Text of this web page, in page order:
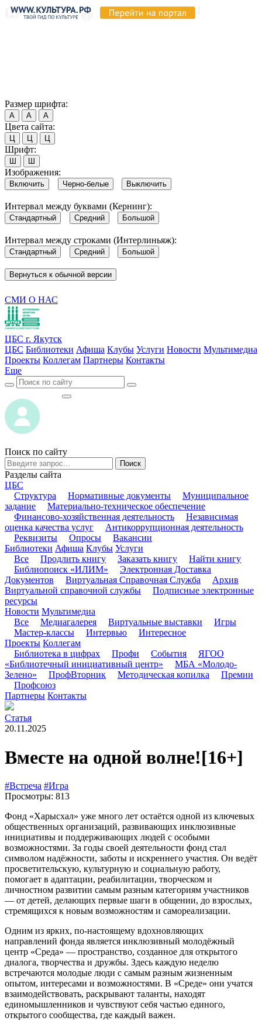
Размер шрифта:
А А А
Цвета сайта:
Ц Ц Ц
Шрифт:
Ш Ш
Изображения:
Включить Черно-белые Выключить
Интервал между буквами (Кернинг):
Стандартный Средний Большой
Интервал между строками (Интерлиньяж):
Стандартный Средний Большой
Вернуться к обычной версии
СМИ О НАС
ЦБС г. Якутск
ЦБС Библиотеки Афиша Клубы Услуги Новости Мультимедиа
Проекты Коллегам Партнеры Контакты
Еще
Поиск по сайту
Поиск
Разделы сайта
ЦБС
Структура
Нормативные документы
Муниципальное
задание
Материально-техническое обеспечение
Финансово-хозяйственная деятельность
Независимая
оценка качества услуг
Антикоррупционная деятельность
Реквизиты
Опросы
Вакансии
Библиотеки Афиша Клубы Услуги
Все
Продлить книгу Заказать книгу
Найти книгу
Библиопоиск «ИЛИМ»
Электронная Доставка
Документов
Виртуальная Справочная Служба
Архив
Виртуальной справочной службы
Подписные электронные
ресурсы
Новости Мультимедиа
Все
Медиагалерея Виртуальные выставки
Игры
Мастер-классы
Интервью
Интересное
Проекты Коллегам
Библиотека в цифрах
Профи События
ЯГОО
«Библиотечный инициативный центр»
МБА «Молодо-
Зелено»
ПрофВторник Методическая копилка
Премии
Профсоюз
Партнеры Контакты
Статья
20.11.2025
Вместе на одной волне![16+]
#Встреча #Игра
Просмотры: 813
Фонд «Харысхал» уже много лет остаётся одной из ключевых
общественных организаций, развивающих инклюзивные
инициативы и поддерживающих людей с особыми
возможностями. За годы своей деятельности фонд стал
символом надёжности, заботы и искреннего участия. Он ведёт
просветительскую, культурную и социальную работу,
помогает в адаптации, реабилитации, творческом и
личностном развитии самым разным категориям участников
— от детей, делающих первые шаги в общении, до взрослых,
стремящихся к новым возможностям и самореализации.
Одним из ярких, по-настоящему вдохновляющих
направлений фонда является инклюзивный молодёжный
центр «Среда» — пространство, созданное для открытого
диалога, творчества и дружбы. Здесь каждую неделю
встречаются молодые люди с самым разным жизненным
опытом, интересами и возможностями. В «Среде» они учатся
взаимодействовать, раскрывают таланты, находят
единомышленников и чувствуют себя частью единого,
открытого сообщества, где каждый важен.